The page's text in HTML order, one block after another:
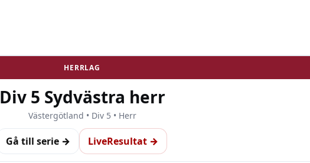
HERRLAG
Div 5 Sydvästra herr
Västergötland • Div 5 • Herr
Gå till serie → LiveResultat →